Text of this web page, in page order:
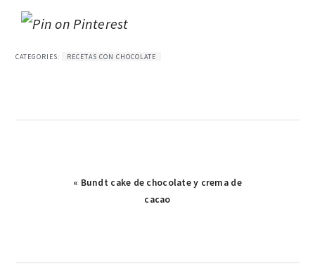
CATEGORIES: RECETAS CON CHOCOLATE
Publicación
« Bundt cake de chocolate y crema de
cacao